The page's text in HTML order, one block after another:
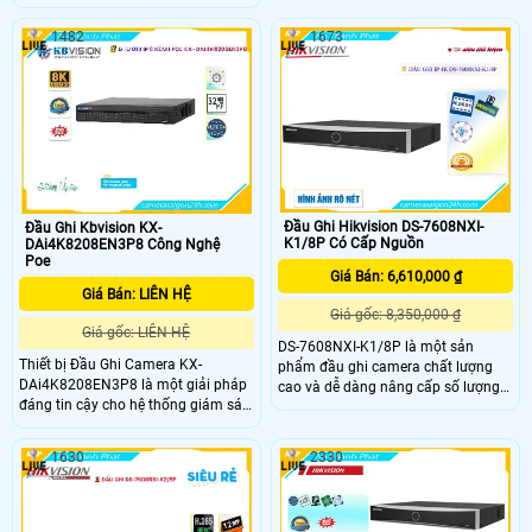
tiếp cho camera. Đầu ghi hình tích
hợp 2 ổ cứng với tổng dung lượng
tối đa lên đến 20TB, hỗ trợ camera
có độ phân giải lên đến 32MP cho
hình ảnh siêu nét. Đây là lựa chọn lý
tưởng với hiệu năng cao và giá
thành phải chăng cho các hệ thống
giám sát an ninh chuyên nghiệp.
trợ 16 ổ cứng với mỗi ổ hỗ trợ tối đa
20TB
Đầu Ghi Kbvision KX-
DAi4K8208EN3P8 Công Nghệ
Poe
Giá Bán: LIÊN HỆ
Giá gốc: LIÊN HỆ
Thiết bị Đầu Ghi Camera KX-
DAi4K8208EN3P8 là một giải pháp
đáng tin cậy cho hệ thống giám sát
an ninh. Với chất lượng hình ảnh sắt
nét, thiết bị này mang đến hiệu suất
xem và ghi hình tốt nhất. Khả năng
quan sát ban đêm cũng ấn tượng
lưu trữ dữ liệu trở nên dễ dàng hơn
1482
Đầu Ghi Hikvision DS-7608NXI-
K1/8P Có Cấp Nguồn
Giá Bán: 6,610,000 ₫
Giá gốc: 8,350,000 ₫
DS-7608NXI-K1/8P là một sản
phẩm đầu ghi camera chất lượng
cao và dễ dàng nâng cấp số lượng
camera. Với 8 kênh và công nghệ
bạn ghi lại hình ảnh siêu sắc nét
Ultra 4k với độ phân giải lên đến
còn tích hợp công nghệ IP POE, giúp
1673
1630 2330